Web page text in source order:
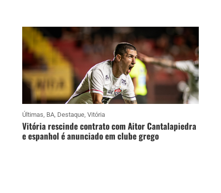
Últimas, BA, Destaque, Vitória
Vitória rescinde contrato com Aitor Cantalapiedra
e espanhol é anunciado em clube grego